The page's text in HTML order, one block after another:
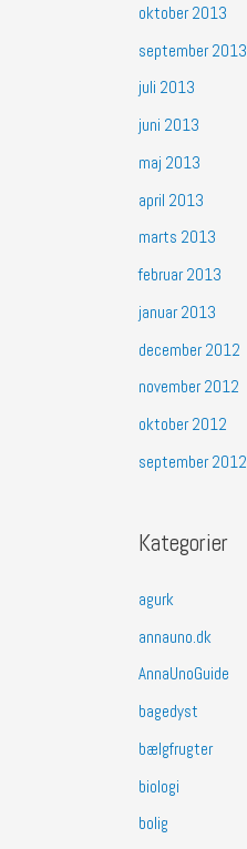
oktober 2013
september 2013
juli 2013
juni 2013
maj 2013
april 2013
marts 2013
februar 2013
januar 2013
december 2012
november 2012
oktober 2012
september 2012
Kategorier
agurk
annauno.dk
AnnaUnoGuide
bagedyst
bælgfrugter
biologi
bolig